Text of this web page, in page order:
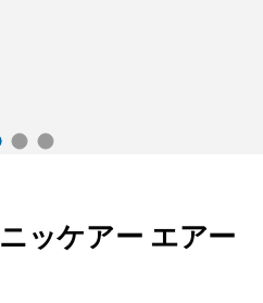
ッケアー エアー